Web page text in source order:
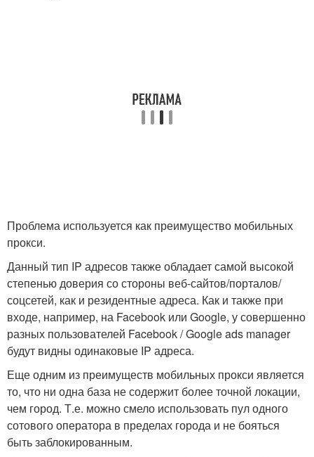
Проблема используется как преимущество мобильных
прокси.
Данный тип IP адресов также обладает самой высокой
степенью доверия со стороны веб-сайтов/порталов/
соцсетей, как и резидентные адреса. Как и также при
входе, например, на Facebook или Google, у совершенно
разных пользователей Facebook / Google ads manager
будут видны одинаковые IP адреса.
Еще одним из преимуществ мобильных прокси является
то, что ни одна база не содержит более точной локации,
чем город. Т.е. можно смело использовать пул одного
сотового оператора в пределах города и не бояться
быть заблокированным.